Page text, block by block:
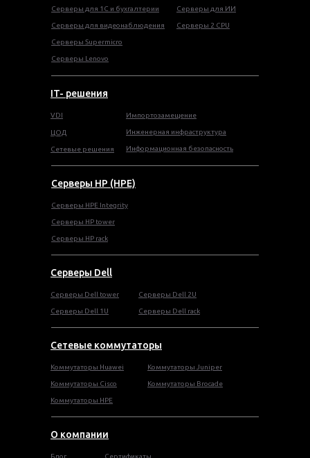
О компании
Серверы HP (HPE)
Серверы Dell
Сетевые коммутаторы
Серверы для 1С и бухгалтерии
Серверы для видеонаблюдения
Серверы Supermicro
Серверы HPE Integrity
Cерверы HP tower
Cерверы HP rack
Серверы Lenovo
Серверы для ИИ
Серверы 2 CPU
Cерверы Dell tower
Серверы Dell 1U
Серверы Dell 2U
Серверы Dell rack
VDI
ЦОД
Сетевые решения
Импортозамещение
Инженерная инфраструктура
Информационная безопасность
IT- решения
Блог Сертификаты
Коммутаторы Huawei
Коммутаторы Cisco
Коммутаторы HPE
Коммутаторы Juniper
Коммутаторы Brocade